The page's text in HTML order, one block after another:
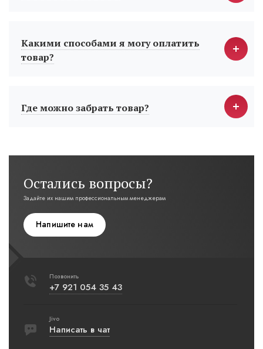
Какими способами я могу оплатить
товар?
Где можно забрать товар?
Остались вопросы?
Задайте их нашим профессиональным менеджерам
Напишите нам
Позвонить
+7 921 054 35 43
Jivo
Написать в чат